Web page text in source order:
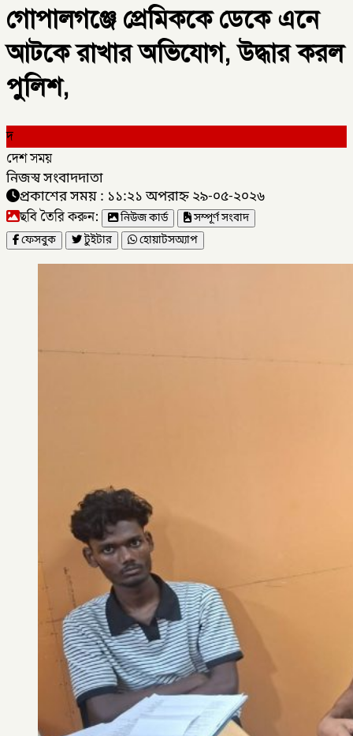
গোপালগঞ্জে প্রেমিককে ডেকে এনে
আটকে রাখার অভিযোগ, উদ্ধার করল
পুলিশ,
দ
দেশ সময়
নিজস্ব সংবাদদাতা
প্রকাশের সময় : ১১:২১ অপরাহ্ন ২৯-০৫-২০২৬
ছবি তৈরি করুন: নিউজ কার্ড
সম্পূর্ণ সংবাদ
ফেসবুক
টুইটার হোয়াটসঅ্যাপ